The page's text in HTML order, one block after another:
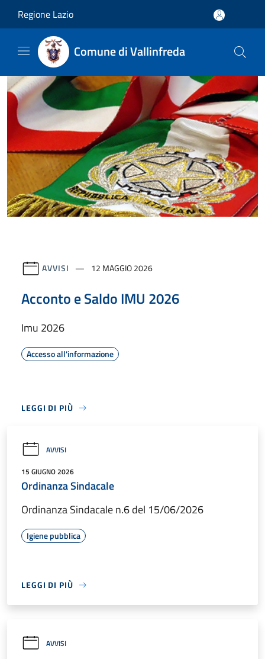
Regione Lazio
Comune di Vallinfreda
AVVISI 12 MAGGIO 2026
Acconto e Saldo IMU 2026
Imu 2026
Accesso all'informazione
LEGGI DI PIÙ
AVVISI
15 GIUGNO 2026
Ordinanza Sindacale
Ordinanza Sindacale n.6 del 15/06/2026
Igiene pubblica
LEGGI DI PIÙ
AVVISI